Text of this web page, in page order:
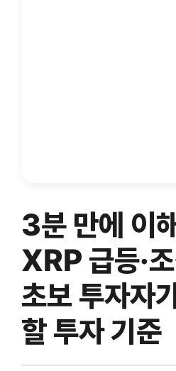
3분 만에 이
XRP 급등·
초보 투자자
할 투자 기준